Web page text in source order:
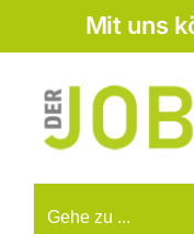
Mit uns
Gehe zu ...